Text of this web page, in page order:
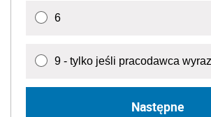
6
9 - tylko jeśli pracodawca
Następne